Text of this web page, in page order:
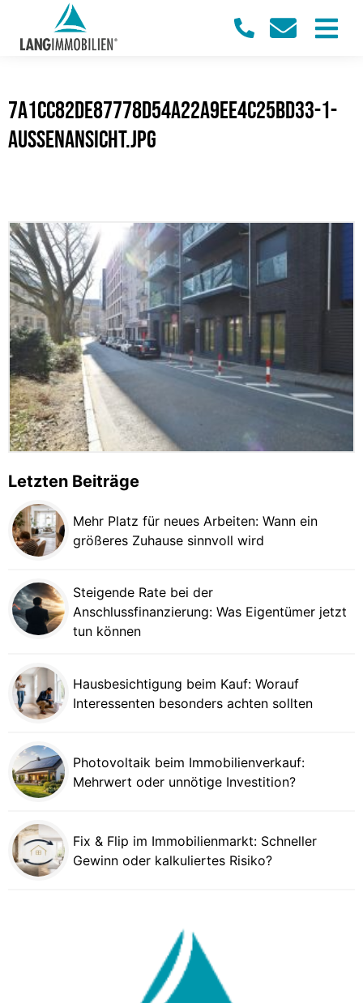
7a1cc82de87778d54a22a9ee4c25bd33-1-
Aussenansicht.jpg
Letzten Beiträge
Mehr Platz für neues Arbeiten: Wann ein
größeres Zuhause sinnvoll wird
Steigende Rate bei der
Anschlussfinanzierung: Was Eigentümer jetzt
tun können
Hausbesichtigung beim Kauf: Worauf
Interessenten besonders achten sollten
Photovoltaik beim Immobilienverkauf:
Mehrwert oder unnötige Investition?
Fix & Flip im Immobilienmarkt: Schneller
Gewinn oder kalkuliertes Risiko?